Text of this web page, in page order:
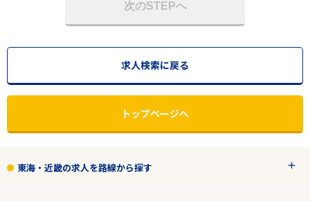
次のSTEPへ
求人検索に戻る
トップページへ
東海・近畿の求人を路線から探す